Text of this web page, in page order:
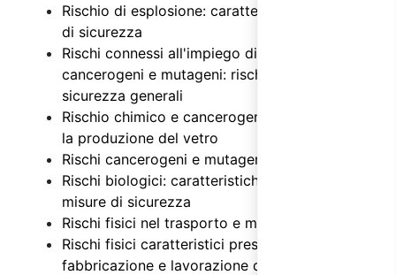
Rischio di esplosione: caratteristiche e misure
di sicurezza
Rischi connessi all'impiego di agenti chimici,
cancerogeni e mutageni: rischi e misure di
sicurezza generali
Rischio chimico e cancerogeno connesso con
la produzione del vetro
Rischi cancerogeni e mutageni
Rischi biologici: caratteristiche generali e
misure di sicurezza
Rischi fisici nel trasporto e magazzinaggio
Rischi fisici caratteristici presenti nella
fabbricazione e lavorazione del vetro